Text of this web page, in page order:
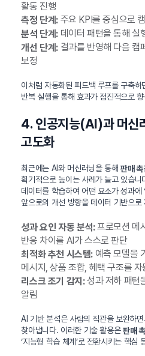
활동 진행
측정 단계:주요 KPI를 중심으로
분석 단계:데이터 패턴을 통해 실
개선 단계:결과를 반영해 다음 캠
보정
이처럼 자동화된 피드백 루프를 구축하
반복 실행을 통해 효과가 점진적으로
4. 인공지능(AI)과 머신
고도화
최근에는 AI와 머신러닝을 통해판매 촉
획기적으로 높이는 사례가 늘고 있습
데이터를 학습하여 어떤 요소가 성과
앞으로의 개선 방향을 데이터 기반으로
성과 요인 자동 분석:프로모션 메
반응 차이를 AI가 스스로 판단
최적화 추천 시스템:예측 모델을
메시지, 상품 조합, 혜택 구조를 자
리스크 조기 감지:성과 저하 패턴
알림
AI 기반 분석은 사람의 직관을 보완하
찾아냅니다. 이러한 기술 활용은판매
‘지능형 학습 체계’로 전환시키는 핵심